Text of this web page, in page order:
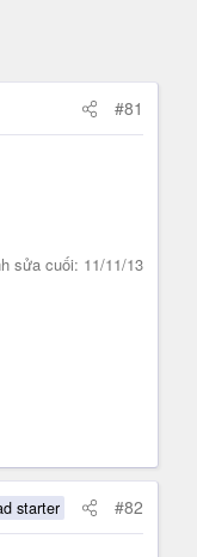
#81
sửa cuối: 11/11/13
starter #82